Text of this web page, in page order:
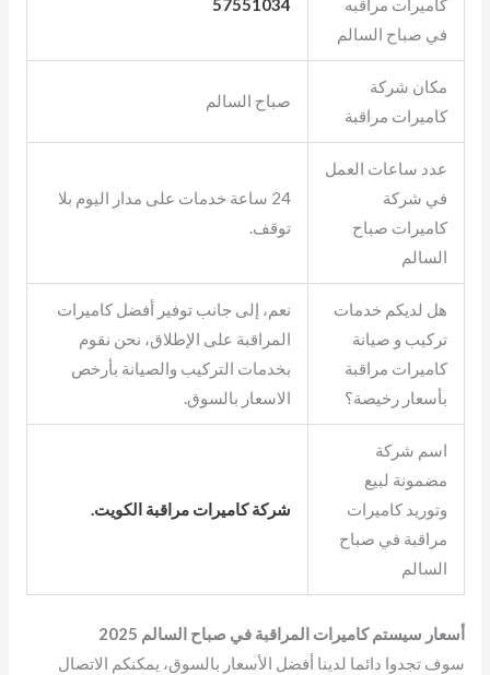
كاميرات مراقبه
في صباح السالم
57551034
مكان شركة
كاميرات مراقبة
صباح السالم
عدد ساعات العمل
في شركة
كاميرات صباح
السالم
24 ساعة خدمات على مدار اليوم بلا
توقف.
هل لديكم خدمات
تركيب و صيانة
كاميرات مراقبة
بأسعار رخيصة؟
نعم، إلى جانب توفير أفضل كاميرات
المراقبة على الإطلاق، نحن نقوم
بخدمات التركيب والصيانة بأرخص
الاسعار بالسوق.
اسم شركة
مضمونة لبيع
وتوريد كاميرات
مراقبة في صباح
السالم
شركة كاميرات مراقبة الكويت.
أسعار سيستم كاميرات المراقبة في صباح السالم 2025
سوف تجدوا دائما لدينا أفضل الأسعار بالسوق، يمكنكم الاتصال